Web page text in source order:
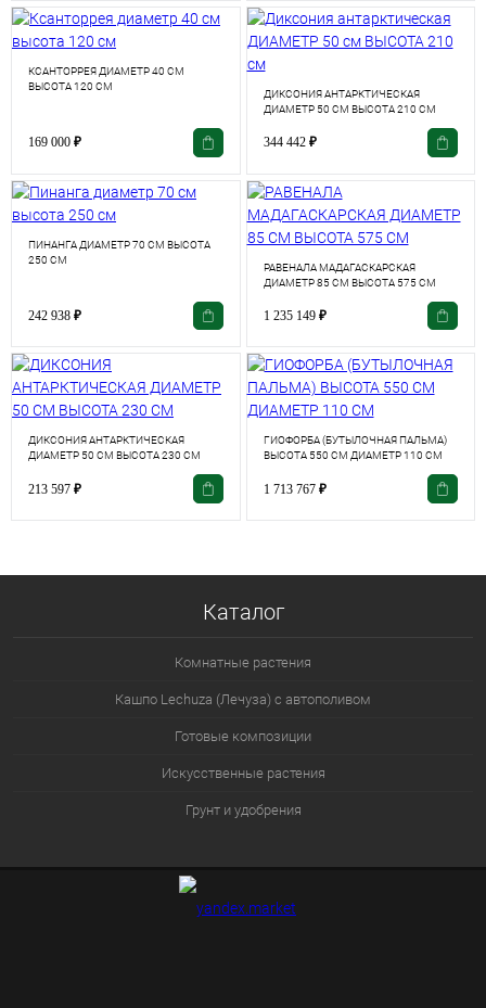
КСАНТОРРЕЯ ДИАМЕТР 40 СМ
ВЫСОТА 120 СМ
169 000 ₽
ДИКСОНИЯ АНТАРКТИЧЕСКАЯ
ДИАМЕТР 50 СМ ВЫСОТА 210 СМ
344 442 ₽
ПИНАНГА ДИАМЕТР 70 СМ ВЫСОТА
250 СМ
242 938 ₽
РАВЕНАЛА МАДАГАСКАРСКАЯ
ДИАМЕТР 85 СМ ВЫСОТА 575 СМ
1 235 149 ₽
ДИКСОНИЯ АНТАРКТИЧЕСКАЯ
ДИАМЕТР 50 СМ ВЫСОТА 230 СМ
213 597 ₽
ГИОФОРБА (БУТЫЛОЧНАЯ ПАЛЬМА)
ВЫСОТА 550 СМ ДИАМЕТР 110 СМ
1 713 767 ₽
Каталог
Комнатные растения
Кашпо Lechuza (Лечуза) с автополивом
Готовые композиции
Искусственные растения
Грунт и удобрения